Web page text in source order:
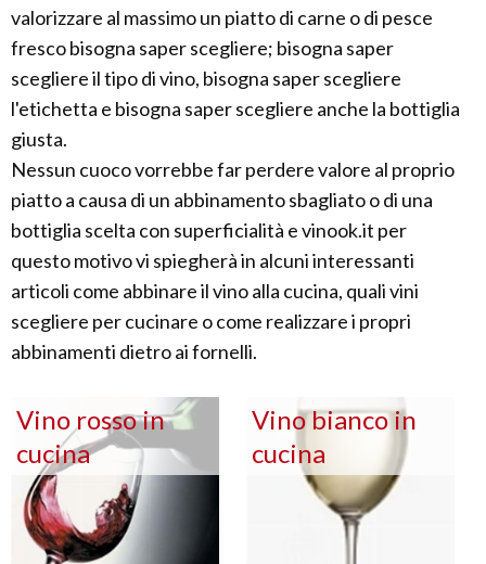
valorizzare al massimo un piatto di carne o di pesce
fresco bisogna saper scegliere; bisogna saper
scegliere il tipo di vino, bisogna saper scegliere
l'etichetta e bisogna saper scegliere anche la bottiglia
giusta.
Nessun cuoco vorrebbe far perdere valore al proprio
piatto a causa di un abbinamento sbagliato o di una
bottiglia scelta con superficialità e vinook.it per
questo motivo vi spiegherà in alcuni interessanti
articoli come abbinare il vino alla cucina, quali vini
scegliere per cucinare o come realizzare i propri
abbinamenti dietro ai fornelli.
Vino rosso in
cucina
Vino bianco in
cucina